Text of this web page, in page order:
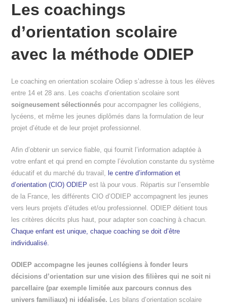
Les coachings
d’orientation scolaire
avec la méthode ODIEP
Le coaching en orientation scolaire Odiep s’adresse à tous les élèves
entre 14 et 28 ans. Les coachs d’orientation scolaire sont
soigneusement sélectionnés pour accompagner les collégiens,
lycéens, et même les jeunes diplômés dans la formulation de leur
projet d’étude et de leur projet professionnel.
Afin d’obtenir un service fiable, qui fournit l’information adaptée à
votre enfant et qui prend en compte l’évolution constante du système
éducatif et du marché du travail, le centre d’information et
d’orientation (CIO) ODIEP est là pour vous. Répartis sur l’ensemble
de la France, les différents CIO d’ODIEP accompagnent les jeunes
vers leurs projets d’études et/ou professionnel. ODIEP détient tous
les critères décrits plus haut, pour adapter son coaching à chacun.
Chaque enfant est unique, chaque coaching se doit d’être
individualisé.
ODIEP accompagne les jeunes collégiens à fonder leurs
décisions d’orientation sur une vision des filières qui ne soit ni
parcellaire (par exemple limitée aux parcours connus des
univers familiaux) ni idéalisée. Les bilans d’orientation scolaire